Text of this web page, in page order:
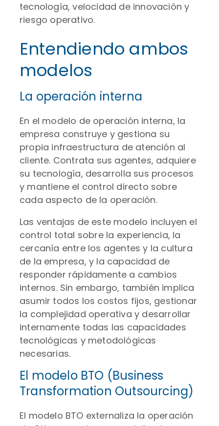
tecnología, velocidad de innovación y
riesgo operativo.
Entendiendo ambos
modelos
La operación interna
En el modelo de operación interna, la
empresa construye y gestiona su
propia infraestructura de atención al
cliente. Contrata sus agentes, adquiere
su tecnología, desarrolla sus procesos
y mantiene el control directo sobre
cada aspecto de la operación.
Las ventajas de este modelo incluyen el
control total sobre la experiencia, la
cercanía entre los agentes y la cultura
de la empresa, y la capacidad de
responder rápidamente a cambios
internos. Sin embargo, también implica
asumir todos los costos fijos, gestionar
la complejidad operativa y desarrollar
internamente todas las capacidades
tecnológicas y metodológicas
necesarias.
El modelo BTO (Business
Transformation Outsourcing)
El modelo BTO externaliza la operación